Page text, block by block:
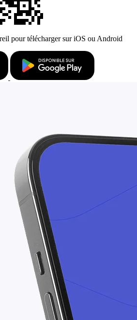
pour télécharger sur iOS ou Android